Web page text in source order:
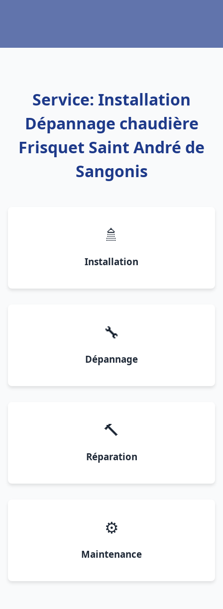
Service: Installation
Dépannage chaudière
Frisquet Saint André de
Sangonis
🚿
Installation
🔧
Dépannage
🔨
Réparation
⚙️
Maintenance